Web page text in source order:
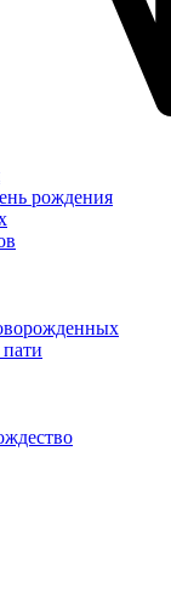
рождения